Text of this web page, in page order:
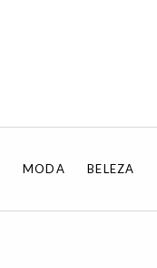
MODA BELEZA